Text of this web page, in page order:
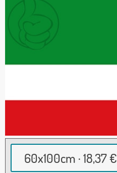
60x100cm · 18,37 €